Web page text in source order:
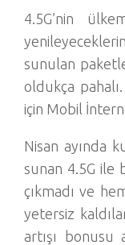
4.5G’nin
sunulan
oldukça
için Mobil
Nisan ayında
sunan 4.5G ile
çıkmadı ve
yetersiz
artışı